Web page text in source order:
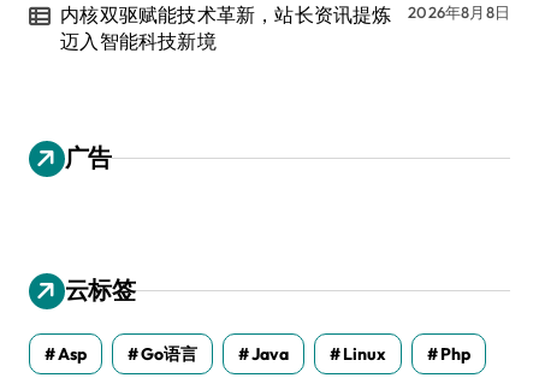
内核双驱赋能技术革新，站长资讯提炼
迈入智能科技新境
2026年8月8日
广告
云标签
Asp Go语言 Java Linux Php